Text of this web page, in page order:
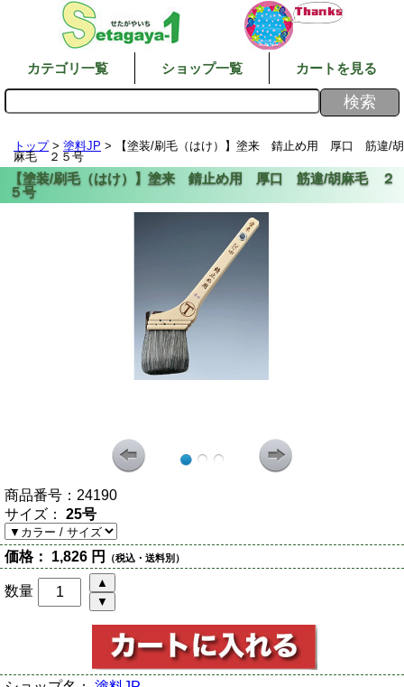
カテゴリ一覧 ショップ一覧 カートを見る
トップ> 塗料JP > 【塗装/刷毛（はけ）】塗来 錆止め用 厚口 筋違/胡
麻毛 ２５号
商品番号： 24190
サイズ： 25号
価格： 1,826 円 （税込・送料別）
数量